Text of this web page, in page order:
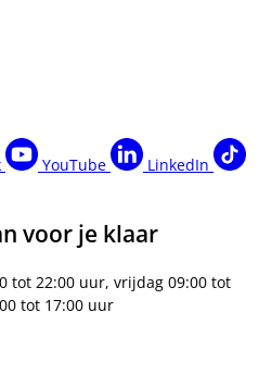
YouTube
LinkedIn
voor je klaar
tot 22:00 uur, vrijdag 09:00 tot
tot 17:00 uur